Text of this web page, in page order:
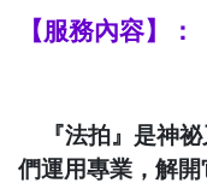
【服務內容】：
『法拍』是神
們運用專業，解